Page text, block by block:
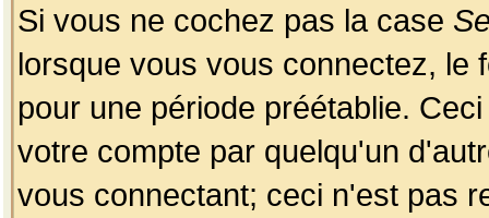
Si vous ne cochez pas la case
lorsque vous vous connectez, le
pour une période préétablie.
votre compte par quelqu'un
vous connectant; ceci n'est pas